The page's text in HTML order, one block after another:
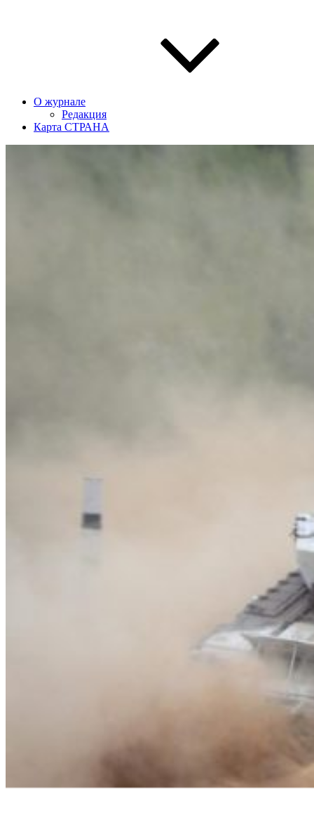
О журнале
Редакция
Карта СТРАНА